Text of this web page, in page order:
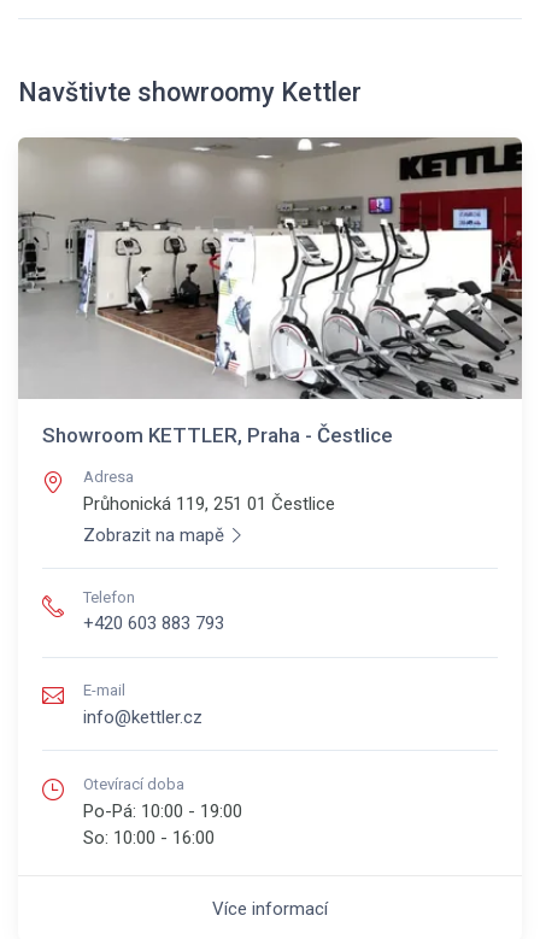
Navštivte showroomy Kettler
Showroom KETTLER, Praha - Čestlice
Adresa
Průhonická 119, 251 01 Čestlice
Zobrazit na mapě
Telefon
+420 603 883 793
E-mail
info@kettler.cz
Otevírací doba
Po-Pá: 10:00 - 19:00
So: 10:00 - 16:00
Více informací